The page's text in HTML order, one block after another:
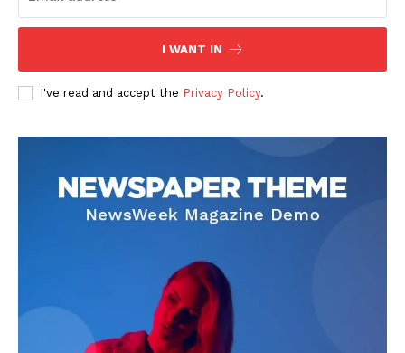
I WANT IN
I've read and accept the Privacy Policy.